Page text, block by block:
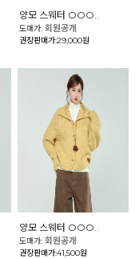
양모 스웨터 OOO..
도매가:회원공개
권장판매가:29,000원
양모 스웨터 OOO..
도매가:회원공개
권장판매가:41,500원